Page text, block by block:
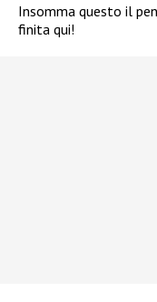
Insomma questo il
finita qui!